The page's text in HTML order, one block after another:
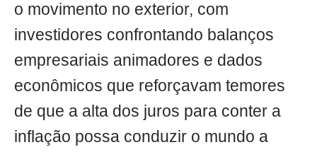
o movimento no exterior, com
investidores confrontando balanços
empresariais animadores e dados
econômicos que reforçavam temores
de que a alta dos juros para conter a
inflação possa conduzir o mundo a